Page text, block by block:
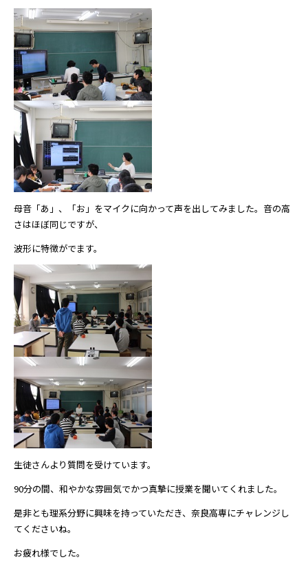
母音「あ」、「お」をマイクに向かって声を出してみました。音の高
さはほぼ同じですが、
波形に特徴がでます。
生徒さんより質問を受けています。
90分の間、和やかな雰囲気でかつ真摯に授業を聞いてくれました。
是非とも理系分野に興味を持っていただき、奈良高専にチャレンジし
てくださいね。
お疲れ様でした。